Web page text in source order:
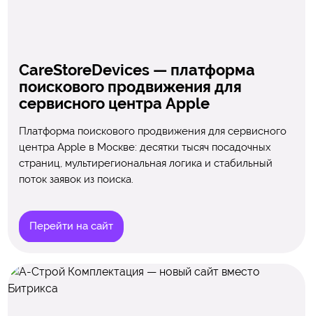
CareStoreDevices — платформа
поискового продвижения для
сервисного центра Apple
Платформа поискового продвижения для сервисного
центра Apple в Москве: десятки тысяч посадочных
страниц, мультирегиональная логика и стабильный
поток заявок из поиска.
Перейти на сайт